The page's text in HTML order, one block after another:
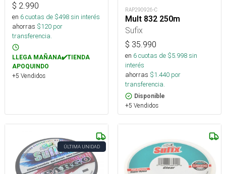
$ 2.990
en 6cuotas de $498sin interés
ahorras $120 por
transferencia.
LLEGA MAÑANA✔️TIENDA
APOQUINDO
+5 Vendidos
RAP290926-C
Mult 832 250m
Sufix
$ 35.990
en 6cuotas de $5.998sin
interés
ahorras $1.440 por
transferencia.
Disponible
+5 Vendidos
ÚLTIMA UNIDAD